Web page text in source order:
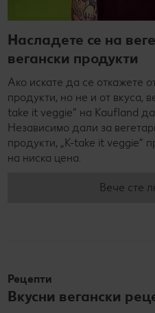
Насладете се на
вегански продукти
Ако искате да се откажете
продукти, но не и от вкуса,
take it veggie“ на Kaufland
Независимо дали за
продукти, „K-take it veggie“
на ниска цена.
Вече сте
Рецепти
Вкусни вегански